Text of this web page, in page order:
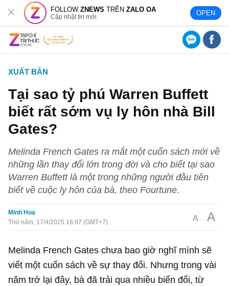
FOLLOWZNEWS TRÊNZALO OA
Cập nhật tin mới OPEN
XUẤT BẢN
Tại sao tỷ phú Warren Buffett
biết rất sớm vụ ly hôn nhà Bill
Gates?
Melinda French Gates ra mắt một cuốn sách mới về
những lần thay đổi lớn trong đời và cho biết tại sao
Warren Buffett là một trong những người đầu tiên
biết về cuộc ly hôn của bà, theo Fourtune.
Minh Hoa
Thứ năm, 17/4/2025 16:07 (GMT+7)
A A
Melinda French Gates chưa bao giờ nghĩ mình sẽ
viết một cuốn sách về sự thay đổi. Nhưng trong vài
năm trở lại đây, bà đã trải qua nhiều biến đổi, từ